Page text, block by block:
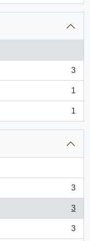
3
1
1
3
3
3